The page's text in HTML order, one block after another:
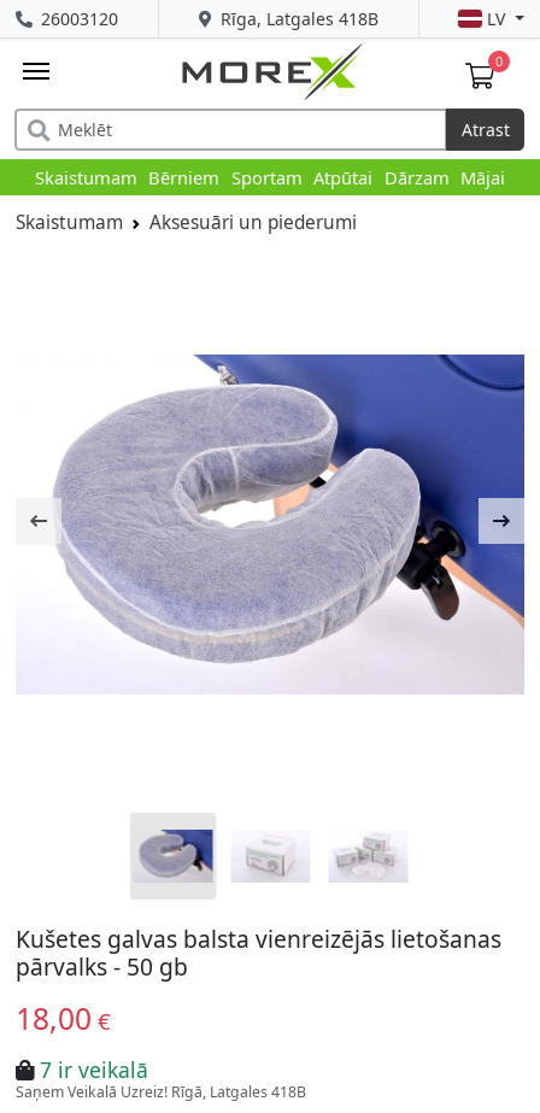
Rīga, Latgales 418B
26003120 LV
0
Atrast
Skaistumam Bērniem Sportam Atpūtai Dārzam Mājai
Skaistumam Aksesuāri un piederumi
Kušetes galvas balsta vienreizējās lietošanas
pārvalks - 50 gb
18,00 €
7 ir veikalā
Saņem Veikalā Uzreiz! Rīgā, Latgales 418B